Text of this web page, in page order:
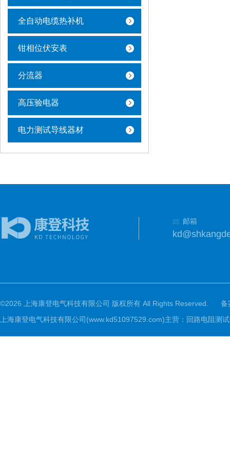
全自动电缆热补机
钳相位伏安表
分流器
高压验电器
电力测试导线器材
邮箱
©2026 上海康登电气科技有限公司 版权所有 All Rights Reserved.
备
上海康登电气科技有限公司(www.kd51097529.com)主营：回路电阻